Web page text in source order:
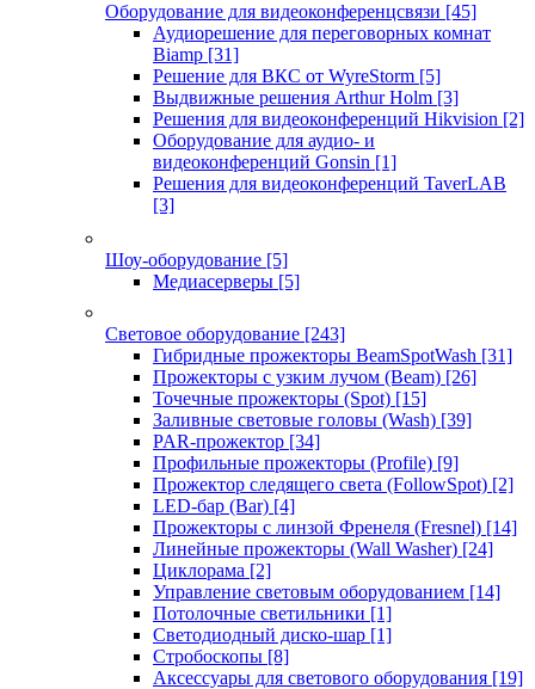
Оборудование для видеоконференцсвязи [45]
Аудиорешение для переговорных комнат
Biamp [31]
Решение для ВКС от WyreStorm [5]
Выдвижные решения Arthur Holm [3]
Решения для видеоконференций Hikvision [2]
Оборудование для аудио- и
видеоконференций Gonsin [1]
Решения для видеоконференций TaverLAB
[3]
Шоу-оборудование [5]
Медиасерверы [5]
Световое оборудование [243]
Гибридные прожекторы BeamSpotWash [31]
Прожекторы с узким лучом (Beam) [26]
Точечные прожекторы (Spot) [15]
Заливные световые головы (Wash) [39]
PAR-прожектор [34]
Профильные прожекторы (Profile) [9]
Прожектор следящего света (FollowSpot) [2]
LED-бар (Bar) [4]
Прожекторы с линзой Френеля (Fresnel) [14]
Линейные прожекторы (Wall Washer) [24]
Циклорама [2]
Управление световым оборудованием [14]
Потолочные светильники [1]
Светодиодный диско-шар [1]
Стробоскопы [8]
Аксессуары для светового оборудования [19]